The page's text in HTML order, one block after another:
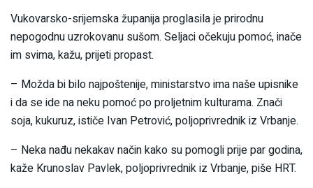
Vukovarsko-srijemska županija proglasila je prirodnu
nepogodnu uzrokovanu sušom. Seljaci očekuju pomoć, inače
im svima, kažu, prijeti propast.
– Možda bi bilo najpoštenije, ministarstvo ima naše upisnike
i da se ide na neku pomoć po proljetnim kulturama. Znači
soja, kukuruz, ističe Ivan Petrović, poljoprivrednik iz Vrbanje.
– Neka nađu nekakav način kako su pomogli prije par godina,
kaže Krunoslav Pavlek, poljoprivrednik iz Vrbanje, piše HRT.